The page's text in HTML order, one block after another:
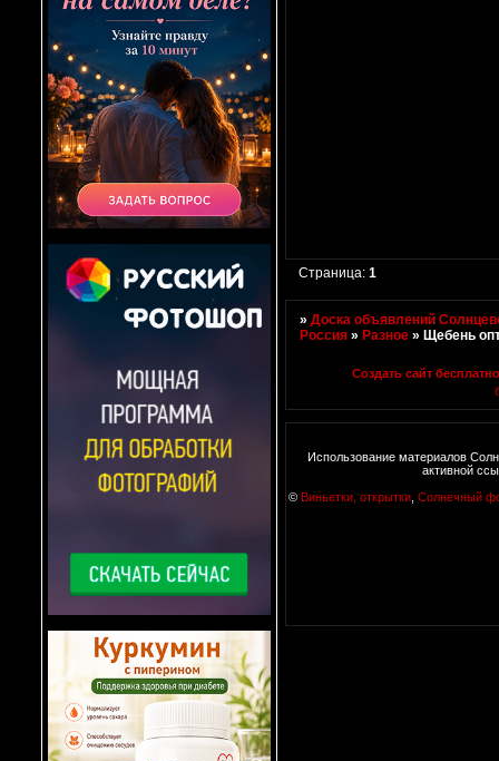
Страница:1
»Доска объявлений
Россия » Разное » Щебень
Создать сайт бесплатно
Использование материалов
активной
© Виньетки, открытки, Солнечный